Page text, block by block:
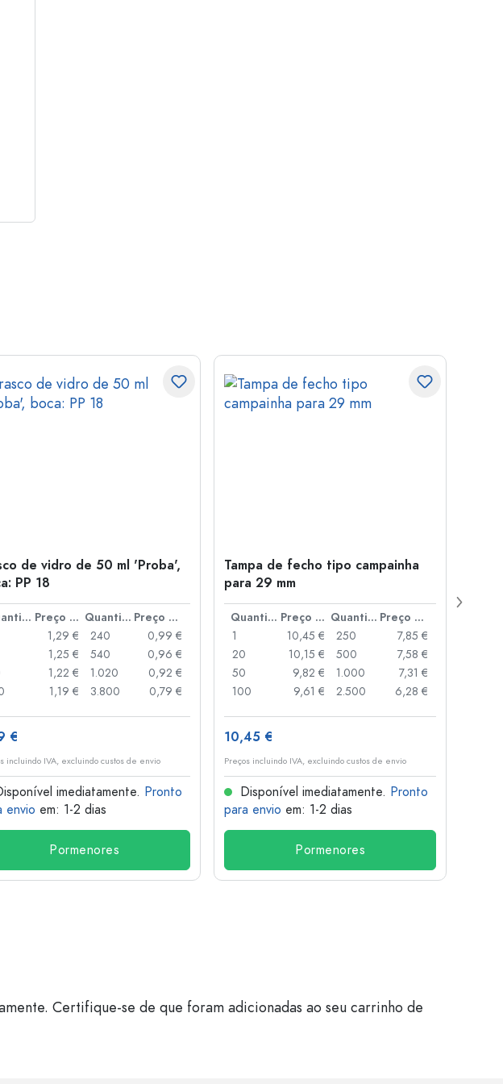
de vidro de 50 ml 'Proba',
PP 18
Quantidade Preço por peça Quantidade
Preço por peça
1,29 €
1,25 €
1,22 €
1,19 €
240
0,99 €
540
0,96 €
1.020
0,92 €
3.800
0,79 €
€
incluindo IVA, excluindo custos de envio
imediatamente. Pronto
envio em: 1-2 dias
Pormenores
Tampa de fecho tipo campainha
para 29 mm
Quantidade Preço por peça Quantidade
Preço por peça
1
10,45 €
20
10,15 €
50
9,82 €
100
9,61 €
250
7,85 €
500
7,58 €
1.000
7,31 €
2.500
6,28 €
10,45 €
Preços incluindo IVA, excluindo custos de envio
Disponível imediatamente. Pronto
para envio em: 1-2 dias
Pormenores
Certifique-se de que foram adicionadas ao seu carrinho de